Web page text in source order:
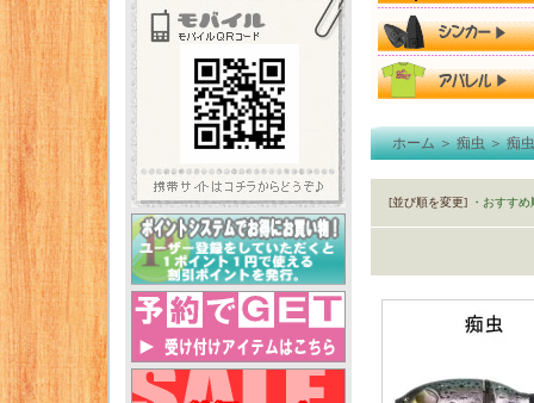
ホーム＞痴虫＞痴
[並び順を変更] ・おすすめ